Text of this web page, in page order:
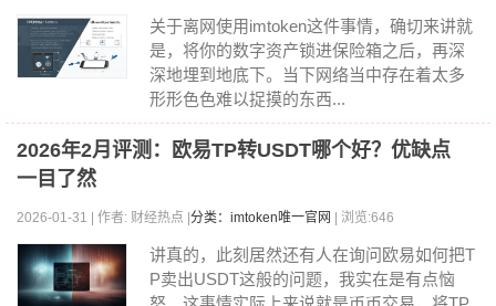
关于离网使用imtoken这件事情，确切来讲就
是，将你的数字资产锁进保险箱之后，再深
深地埋到地底下。当下网络当中存在着太多
形形色色难以捉摸的东西...
2026年2月评测：欧易TP转USDT哪个好？优缺点
一目了然
2026-01-31 | 作者: 财经热点 | 分类：imtoken唯一官网 | 浏览:646
讲真的，此刻居然还有人在询问欧易如何把T
P卖出USDT这般的问题，我实在是有点恼